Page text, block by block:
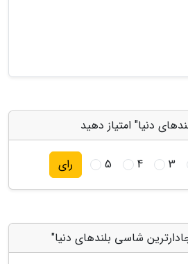
دنیا" امتیاز دهید
3
4
5 رای
شاسی بلندهای دنیا"